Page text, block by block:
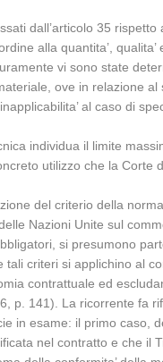
dall’articolo 35
alla quantita’,
vi sono state
ove in relazione
al caso di
individua il limite
utilizzo che la
del criterio della
Nazioni Unite sul
si presumono
criteri si applichino al
contrattuale ed
p. 141). La ricorrente fa
in esame: il primo
nel contratto e che il